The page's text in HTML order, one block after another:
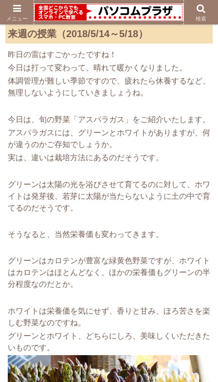
来週の授業（2018/5/14～5/18）
昨日の雷はすごかったですね！
今日は打って変わって、晴れて暖かくなりました。
体調管理が難しい季節ですので、疲れたら休養するなど、
無理しないようにしていきましょうね。
今日は、旬の野菜「アスパラガス」をご紹介いたします。
アスパラガスには、グリーンとホワイトがありますが、何
が違うのかご存知でしょうか。
実は、違いは栽培方法にあるのだそうです。
グリーンは太陽の光を浴びさせて育てるのに対して、ホワ
イトは発芽後、若芽に太陽が当たらないように土の中で育
てるのだそうです。
そうなると、当然栄養価も変わってきます。
グリーンはカロテンが豊富な緑黄色野菜ですが、ホワイト
はカロテンはほとんどなく、ほかの栄養価もグリーンの半
分程度なのだとか。
ホワイトは栄養価を気にせず、香りと甘み、ほろ苦さを楽
しむ野菜なのですね。
グリーンとホワイト、どちらにしろ、美味しくいただきた
いものです。
メニュー 検索